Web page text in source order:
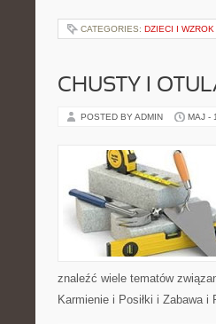
CATEGORIES: DZIECI I WZROK
CHUSTY I
POSTED BY ADMIN MAJ -
znaleźć wiele tematów
Karmienie i Posiłki i Zabawa